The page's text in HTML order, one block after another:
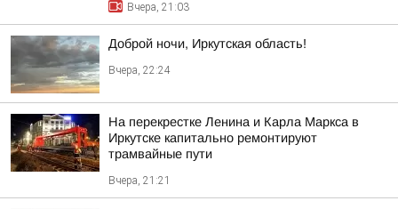
Вчера, 21:03
Доброй ночи, Иркутская область!
Вчера, 22:24
На перекрестке Ленина и Карла Маркса в
Иркутске капитально ремонтируют
трамвайные пути
Вчера, 21:21